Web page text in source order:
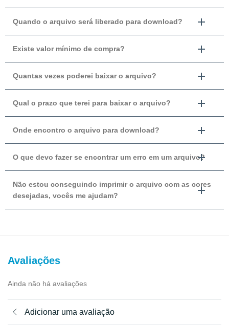
Quando o arquivo será liberado para download?
Existe valor mínimo de compra?
Quantas vezes poderei baixar o arquivo?
Qual o prazo que terei para baixar o arquivo?
Onde encontro o arquivo para download?
O que devo fazer se encontrar um erro em um arquivo?
Não estou conseguindo imprimir o arquivo com as cores
desejadas, vocês me ajudam?
Avaliações
Ainda não há avaliações
Adicionar uma avaliação